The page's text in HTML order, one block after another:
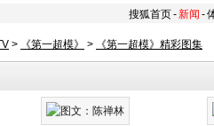
搜狐首页-新闻 -
> 《第一超模》 > 《第一超模》精彩图集